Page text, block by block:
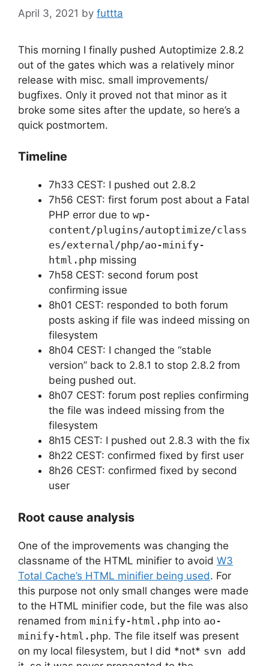
April 3, 2021 by futtta
This morning I finally pushed Autoptimize 2.8.2
out of the gates which was a relatively minor
release with misc. small improvements/
bugfixes. Only it proved not that minor as it
broke some sites after the update, so here’s a
quick postmortem.
Timeline
7h33 CEST: I pushed out 2.8.2
7h56 CEST: first forum post about a Fatal
PHP error due to wp-
content/plugins/autoptimize/class
es/external/php/ao-minify-
html.php missing
7h58 CEST: second forum post
confirming issue
8h01 CEST: responded to both forum
posts asking if file was indeed missing on
filesystem
8h04 CEST: I changed the “stable
version” back to 2.8.1 to stop 2.8.2 from
being pushed out.
8h07 CEST: forum post replies confirming
the file was indeed missing from the
filesystem
8h15 CEST: I pushed out 2.8.3 with the fix
8h22 CEST: confirmed fixed by first user
8h26 CEST: confirmed fixed by second
user
Root cause analysis
One of the improvements was changing the
classname of the HTML minifier to avoid W3
Total Cache’s HTML minifier being used. For
this purpose not only small changes were made
to the HTML minifier code, but the file was also
renamed from minify-html.php into ao-
minify-html.php. The file itself was present
on my local filesystem, but I did *not* svn add